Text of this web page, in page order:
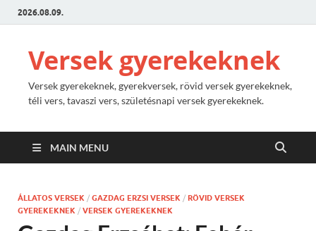
2026.08.09.
Versek gyerekeknek
Versek gyerekeknek, gyerekversek, rövid versek gyerekeknek,
téli vers, tavaszi vers, születésnapi versek gyerekeknek.
MAIN MENU
ÁLLATOS VERSEK / GAZDAG ERZSI VERSEK / RÖVID VERSEK
GYEREKEKNEK / VERSEK GYEREKEKNEK